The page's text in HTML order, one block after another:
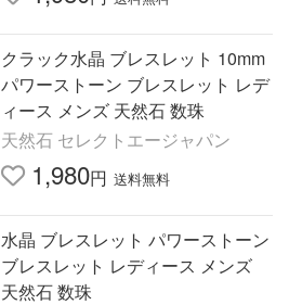
クラック水晶 ブレスレット 10mm
パワーストーン ブレスレット レデ
ィース メンズ 天然石 数珠
天然石 セレクトエージャパン
1,980円 送料無料
水晶 ブレスレット パワーストーン
ブレスレット レディース メンズ
天然石 数珠